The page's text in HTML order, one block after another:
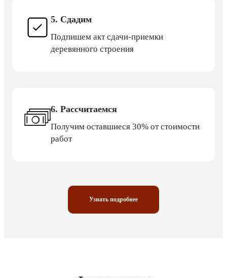
5. Сдадим
Подпишем акт сдачи-приемки
деревянного строения
6. Рассчитаемся
Получим оставшиеся 30% от стоимости
работ
Узнать подробнее